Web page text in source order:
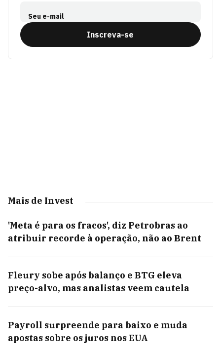
Seu e-mail
Inscreva-se
Mais de Invest
'Meta é para os fracos', diz Petrobras ao
atribuir recorde à operação, não ao Brent
Fleury sobe após balanço e BTG eleva
preço-alvo, mas analistas veem cautela
Payroll surpreende para baixo e muda
apostas sobre os juros nos EUA